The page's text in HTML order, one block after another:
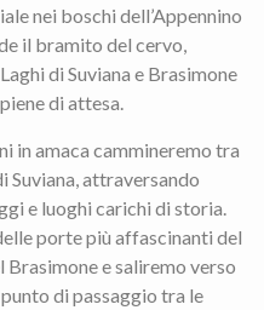
nei boschi dell’Appennino
il bramito del cervo,
di Suviana e Brasimone
di attesa.
in amaca cammineremo tra
Suviana, attraversando
e luoghi carichi di storia.
porte più affascinanti del
e saliremo verso
di passaggio tra le